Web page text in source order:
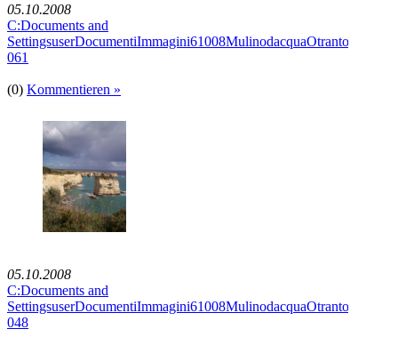
05.10.2008
C:Documents and
061
(0) Kommentieren »
05.10.2008
C:Documents and
048